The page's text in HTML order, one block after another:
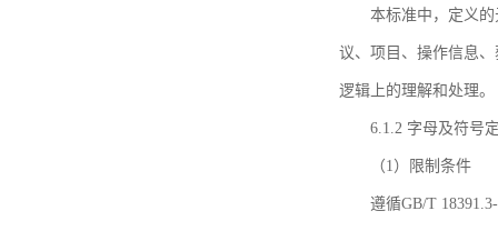
本标准中，定义
议、项目、操作信息
逻辑上的理解和处理。
6.1.2 字母及符号
（1）限制条件
遵循GB/T